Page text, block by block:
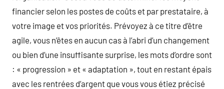
financier selon les postes de coûts et par prestataire, à
votre image et vos priorités. Prévoyez à ce titre d’être
agile, vous n’êtes en aucun cas à l’abri d’un changement
ou bien d’une insuffisante surprise, les mots d’ordre sont
: « progression » et « adaptation », tout en restant épais
avec les rentrées d’argent que vous vous étiez précisé